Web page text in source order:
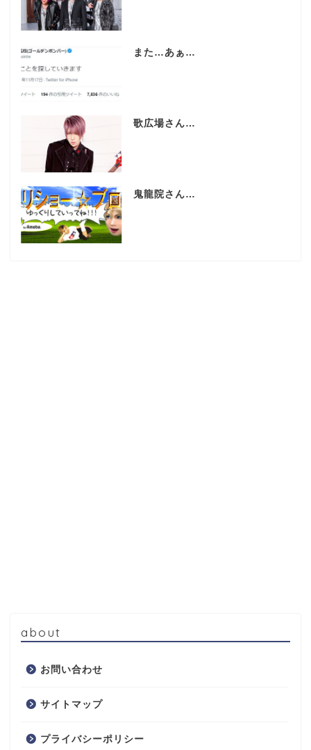
また…あぁ…
歌広場さん…
鬼龍院さん…
about
お問い合わせ
サイトマップ
プライバシーポリシー